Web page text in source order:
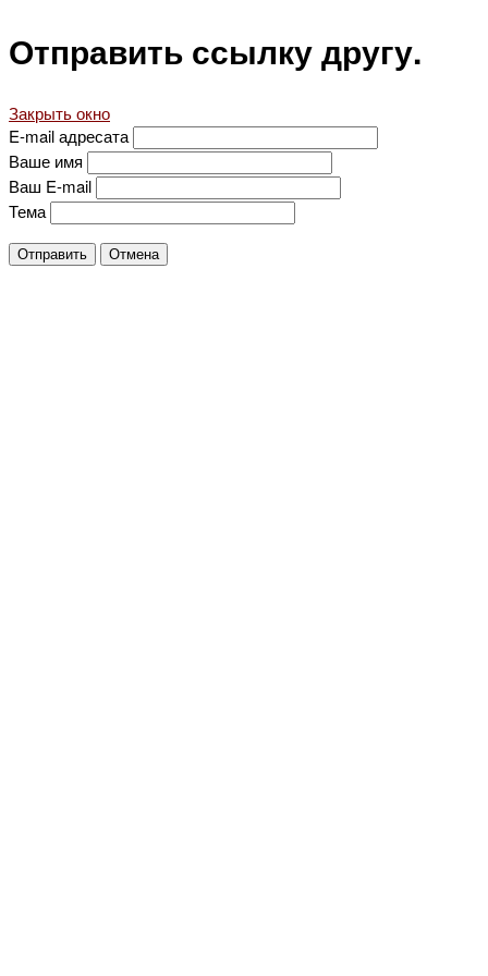
Отправить ссылку другу.
Закрыть окно
E-mail адресата
Ваше имя
Ваш E-mail
Тема
Отправить Отмена